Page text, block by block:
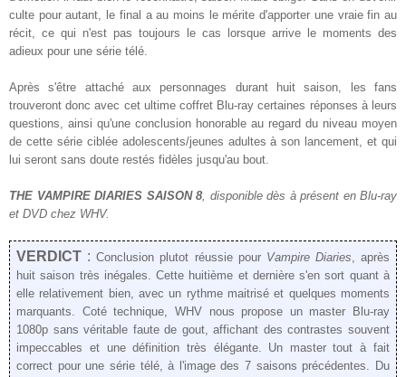
culte pour autant, le final a au moins le mérite d'apporter une vraie fin au
récit, ce qui n'est pas toujours le cas lorsque arrive le moments des
adieux pour une série télé.
Après s'être attaché aux personnages durant huit saison, les fans
trouveront donc avec cet ultime coffret Blu-ray certaines réponses à leurs
questions, ainsi qu'une conclusion honorable au regard du niveau moyen
de cette série ciblée adolescents/jeunes adultes à son lancement, et qui
lui seront sans doute restés fidèles jusqu'au bout.
THE VAMPIRE DIARIES SAISON 8, disponible dès à présent en Blu-ray
et DVD chez WHV.
VERDICT :Conclusion plutot réussie pour Vampire Diaries , après
huit saison très inégales. Cette huitième et dernière s'en sort quant à
elle relativement bien, avec un rythme maitrisé et quelques moments
marquants. Coté technique, WHV nous propose un master Blu-ray
1080p sans véritable faute de gout, affichant des contrastes souvent
impeccables et une définition très élégante. Un master tout à fait
correct pour une série télé, à l'image des 7 saisons précédentes. Du